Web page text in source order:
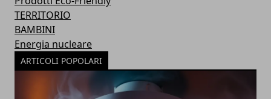
TERRITORIO
BAMBINI
Energia nucleare
ARTICOLI POPOLARI